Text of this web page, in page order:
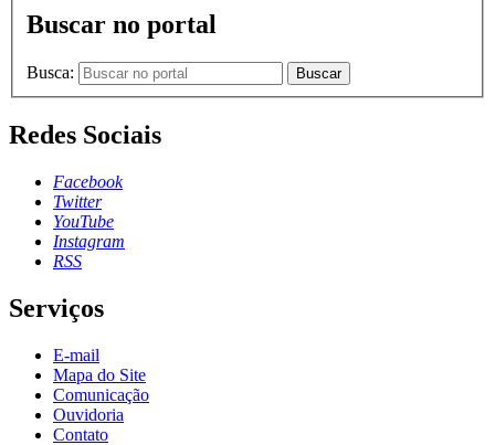
Buscar no portal
Busca: Buscar
Redes Sociais
Facebook
Twitter
YouTube
Instagram
RSS
Serviços
E-mail
Mapa do Site
Comunicação
Ouvidoria
Contato